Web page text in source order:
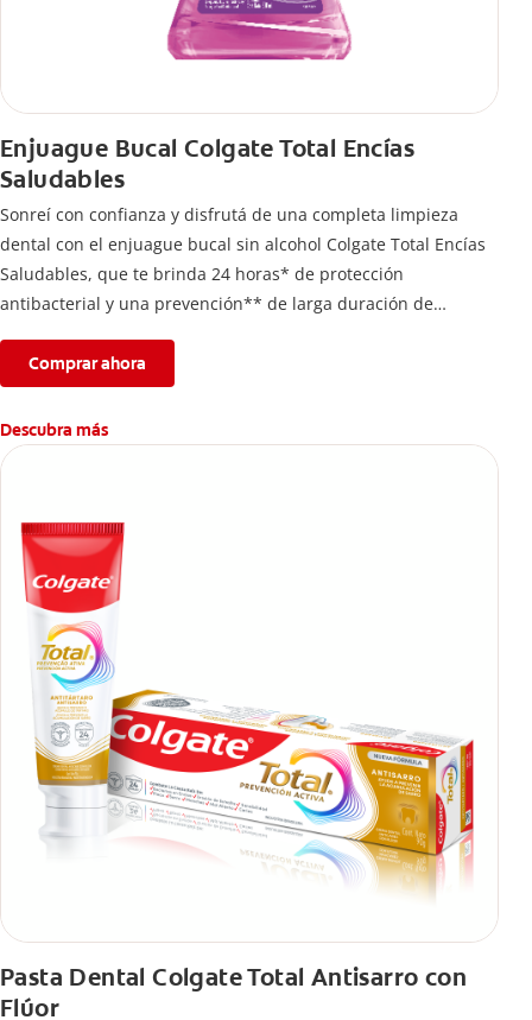
Enjuague Bucal Colgate Total Encías
Saludables
Sonreí con confianza y disfrutá de una completa limpieza
dental con el enjuague bucal sin alcohol Colgate Total Encías
Saludables, que te brinda 24 horas* de protección
antibacterial y una prevención** de larga duración de
Comprar ahora
Descubra más
Pasta Dental Colgate Total Antisarro con
Flúor